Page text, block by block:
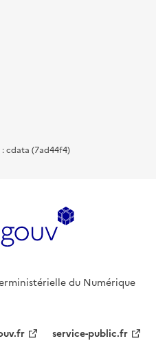
cdata (7ad44f4)
du Numérique
service-public.fr